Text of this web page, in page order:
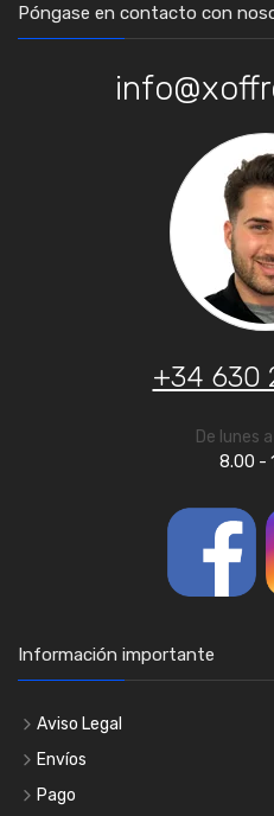
Póngase en contacto con
+34 630
De lunes
8.00 -
Información importante
Aviso Legal
Envíos
Pago